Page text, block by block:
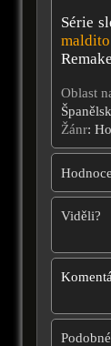
Série
maldito
Oblast
Žánr:
Viděli?